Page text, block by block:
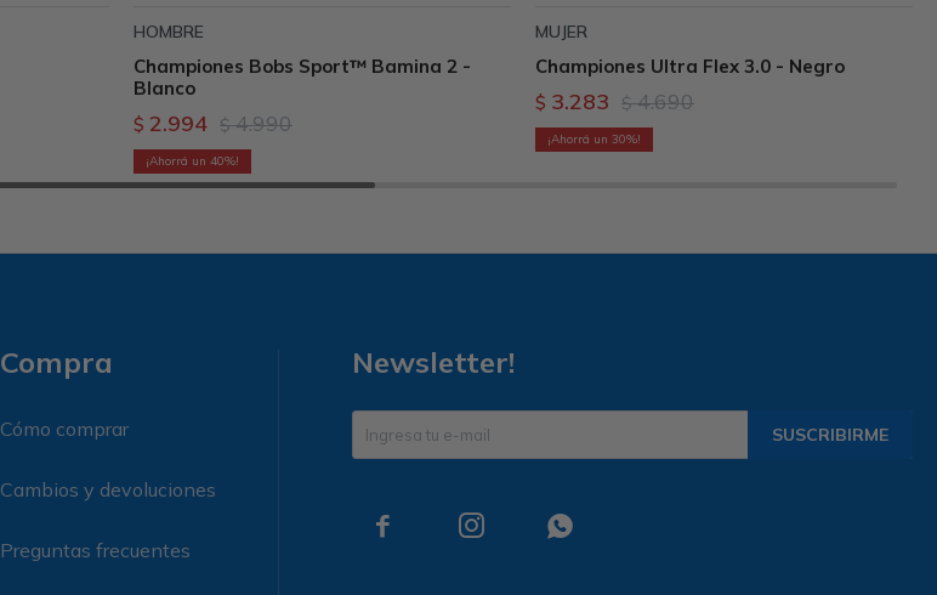
HOMBRE
Championes Bobs Sport™ Bamina 2 -
Blanco
$ 2.994 $ 4.990
40
MUJER
Championes Ultra Flex 3.0 - Negro
$ 3.283 $ 4.690
30
Compra
Cómo comprar
Cambios y devoluciones
Preguntas frecuentes
Newsletter!
SUSCRIBIRME
  